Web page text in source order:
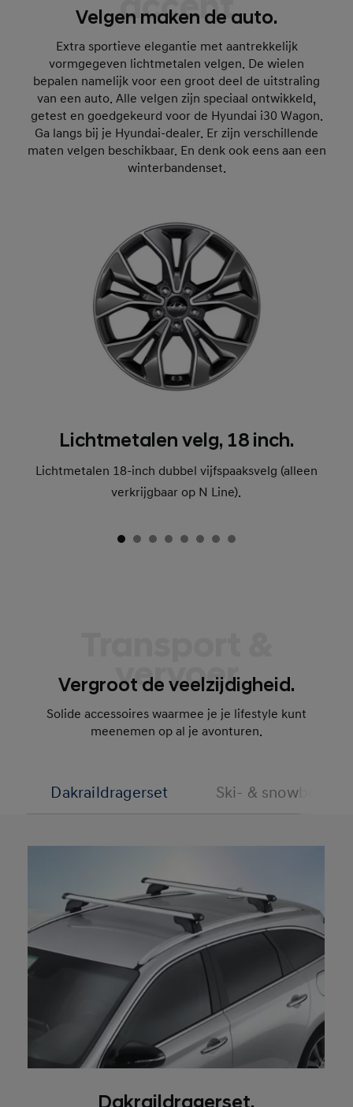
Velgen maken de auto.
Extra sportieve elegantie met aantrekkelijk
vormgegeven lichtmetalen velgen. De wielen
bepalen namelijk voor een groot deel de uitstraling
van een auto. Alle velgen zijn speciaal ontwikkeld,
getest en goedgekeurd voor de Hyundai i30 Wagon.
Ga langs bij je Hyundai-dealer. Er zijn verschillende
maten velgen beschikbaar. En denk ook eens aan een
winterbandenset.
Lichtmetalen velg, 18 inch.
Lichtmetalen 18-inch dubbel vijfspaaksvelg (alleen
verkrijgbaar op N Line).
vervoer
Vergroot de veelzijdigheid.
Solide accessoires waarmee je je lifestyle kunt
meenemen op al je avonturen.
Dakraildragerset Ski- &